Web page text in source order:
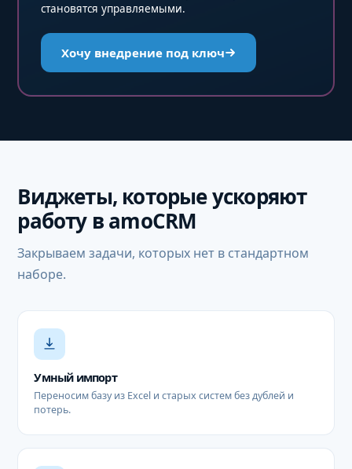
становятся управляемыми.
Хочу внедрение под ключ
Виджеты, которые ускоряют
работу в amoCRM
Закрываем задачи, которых нет в стандартном
наборе.
Умный импорт
Переносим базу из Excel и старых систем без дублей и
потерь.